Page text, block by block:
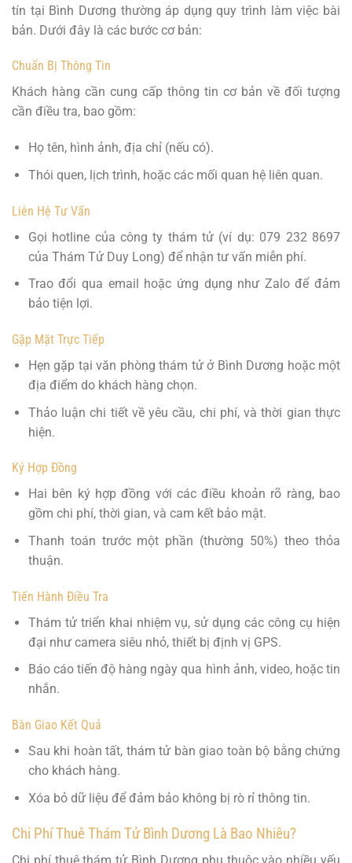
tín tại Bình Dương thường áp dụng quy trình làm việc bài
bản. Dưới đây là các bước cơ bản:
Chuẩn Bị Thông Tin
Khách hàng cần cung cấp thông tin cơ bản về đối tượng
cần điều tra, bao gồm:
Họ tên, hình ảnh, địa chỉ (nếu có).
Thói quen, lịch trình, hoặc các mối quan hệ liên quan.
Liên Hệ Tư Vấn
Gọi hotline của công ty thám tử (ví dụ: 079 232 8697
của Thám Tử Duy Long) để nhận tư vấn miễn phí.
Trao đổi qua email hoặc ứng dụng như Zalo để đảm
bảo tiện lợi.
Gặp Mặt Trực Tiếp
Hẹn gặp tại văn phòng thám tử ở Bình Dương hoặc một
địa điểm do khách hàng chọn.
Thảo luận chi tiết về yêu cầu, chi phí, và thời gian thực
hiện.
Ký Hợp Đồng
Hai bên ký hợp đồng với các điều khoản rõ ràng, bao
gồm chi phí, thời gian, và cam kết bảo mật.
Thanh toán trước một phần (thường 50%) theo thỏa
thuận.
Tiến Hành Điều Tra
Thám tử triển khai nhiệm vụ, sử dụng các công cụ hiện
đại như camera siêu nhỏ, thiết bị định vị GPS.
Báo cáo tiến độ hàng ngày qua hình ảnh, video, hoặc tin
nhắn.
Bàn Giao Kết Quả
Sau khi hoàn tất, thám tử bàn giao toàn bộ bằng chứng
cho khách hàng.
Xóa bỏ dữ liệu để đảm bảo không bị rò rỉ thông tin.
Chi Phí Thuê Thám Tử Bình Dương Là Bao Nhiêu?